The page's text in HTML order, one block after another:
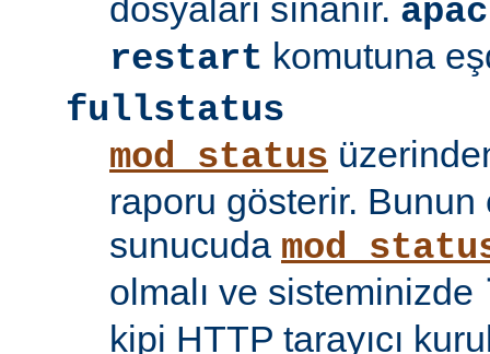
dosyaları sınanır.
restart komutuna
fullstatus
mod_status
raporu gösterir. Bunun
sunucuda
olmalı ve sisteminizde
kipi HTTP tarayıcı